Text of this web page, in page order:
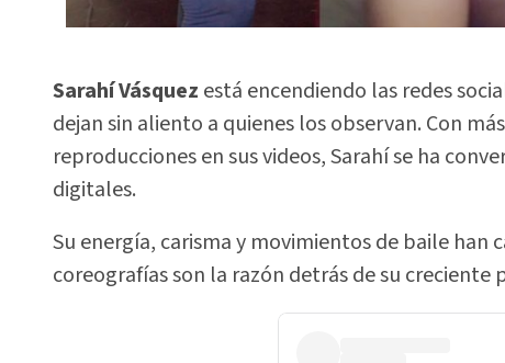
Sarahí Vásquez está encendiendo las redes
dejan sin aliento a quienes los observan. Con
reproducciones en sus videos, Sarahí se ha
digitales.
Su energía, carisma y movimientos de baile han
coreografías son la razón detrás de su creciente